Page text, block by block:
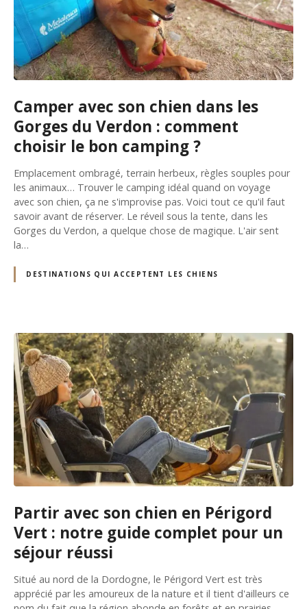
Camper avec son chien dans les
Gorges du Verdon : comment
choisir le bon camping ?
Emplacement ombragé, terrain herbeux, règles souples pour
les animaux… Trouver le camping idéal quand on voyage
avec son chien, ça ne s'improvise pas. Voici tout ce qu'il faut
savoir avant de réserver. Le réveil sous la tente, dans les
Gorges du Verdon, a quelque chose de magique. L'air sent
la…
DESTINATIONS QUI ACCEPTENT LES CHIENS
Partir avec son chien en Périgord
Vert : notre guide complet pour un
séjour réussi
Situé au nord de la Dordogne, le Périgord Vert est très
apprécié par les amoureux de la nature et il tient d'ailleurs ce